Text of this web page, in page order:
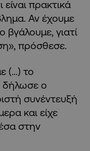
πρακτικά
Αν έχουμε
βγάλουμε, γιατί
πρόσθεσε.
(…) το
δήλωσε ο
συνέντευξή
και είχε
στην